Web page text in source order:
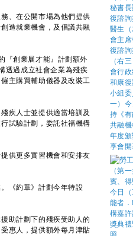
、在公開市場為他們提供
造就業機會，及倡議共融
創業展才能』計劃額外
透過成立社會企業為殘疾
主購買輔助儀器及改裝工
疾人士並提供適當培訓及
試驗計劃，委託社福機構
供更多實習機會和安排友
《約章》計劃今年特設
助計劃下的殘疾受助人的
惠人，提供額外每月津貼